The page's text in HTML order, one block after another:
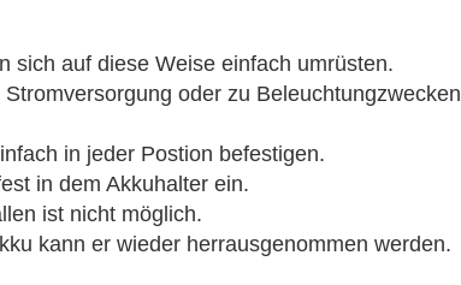
sich auf diese Weise einfach umrüsten.
oder zu Beleuchtungzwecken
in jeder Postion befestigen.
in dem Akkuhalter ein.
ist nicht möglich.
kann er wieder herrausgenommen werden.